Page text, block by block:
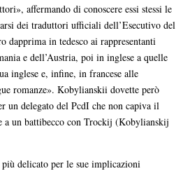
affermando di conoscere essi stessi le
dei traduttori ufficiali dell’Esecutivo del
dapprima in tedesco ai rappresentanti
e dell’Austria, poi in inglese a quelle
inglese e, infine, in francese alle
romanze». Kobylianskii dovette però
un delegato del PcdI che non capiva il
a un battibecco con Trockij (Kobylianskij
delicato per le sue implicazioni